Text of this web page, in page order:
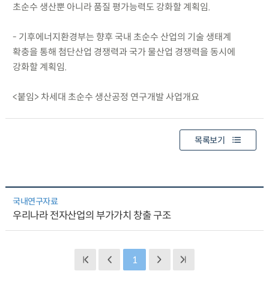
초순수 생산뿐 아니라 품질 평가능력도 강화할 계획임.
- 기후에너지환경부는 향후 국내 초순수 산업의 기술 생태계
확충을 통해 첨단산업 경쟁력과 국가 물산업 경쟁력을 동시에
강화할 계획임.
<붙임> 차세대 초순수 생산공정 연구개발 사업개요
목록보기
국내연구자료
우리나라 전자산업의 부가가치 창출 구조
1